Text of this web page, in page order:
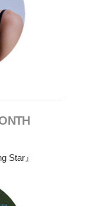
Star』